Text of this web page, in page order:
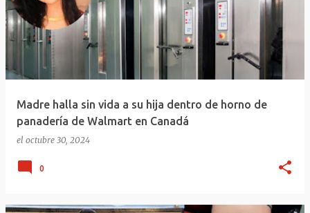
Madre halla sin vida a su hija dentro de horno de
panadería de Walmart en Canadá
el octubre 30, 2024
0